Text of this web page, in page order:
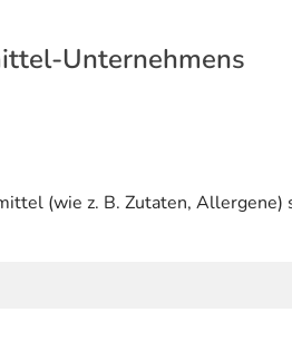
Unternehmens
(wie z. B. Zutaten,